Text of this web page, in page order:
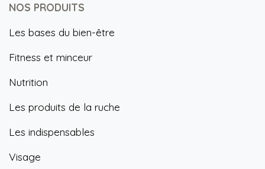
NOS PRODUITS
Les bases du bien-être
Fitness et minceur
Nutrition
Les produits de la ruche
Les indispensables
Visage